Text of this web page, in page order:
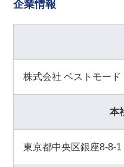
企業情報
株式会社 ベストモード
本
東京都中央区銀座8-8-